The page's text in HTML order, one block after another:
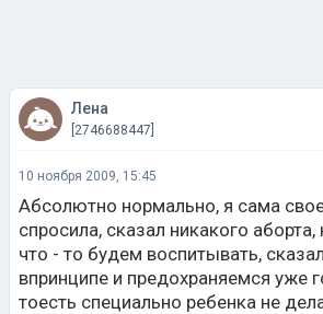
Лена
[2746688447]
10 ноября 2009, 15:45
Абсолютно нормально, я сама
спросила, сказал никакого
что - то будем воспитывать,
впринципе и предохраняемся уже
тоесть специально ребенка не